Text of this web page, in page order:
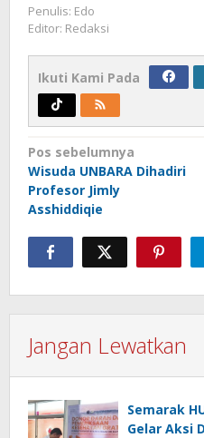
Penulis: Edo
Editor: Redaksi
Ikuti Kami Pada
Navigasi
pos
Pos sebelumnya
Wisuda UNBARA Dihadiri
Profesor Jimly
Asshiddiqie
Jangan Lewatkan
Semarak
Gelar Aksi